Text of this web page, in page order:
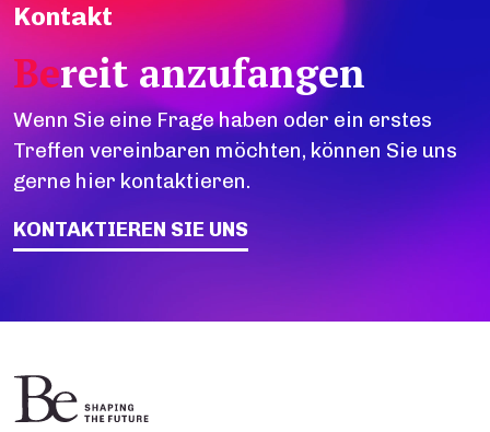
Kontakt
Bereit anzufangen
Wenn Sie eine Frage haben oder ein erstes
Treffen vereinbaren möchten, können Sie uns
gerne hier kontaktieren.
KONTAKTIEREN SIE UNS